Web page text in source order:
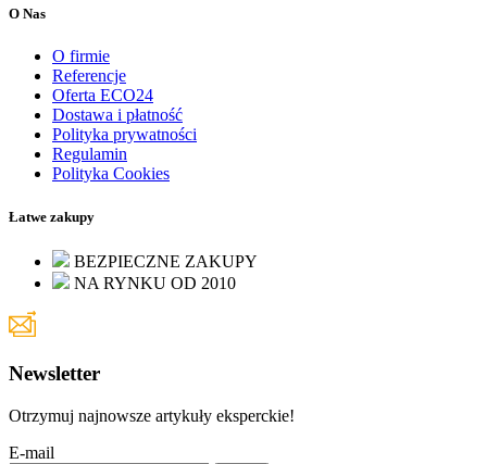
O Nas
O firmie
Referencje
Oferta ECO24
Dostawa i płatność
Polityka prywatności
Regulamin
Polityka Cookies
Łatwe zakupy
BEZPIECZNE ZAKUPY
NA RYNKU OD 2010
Newsletter
Otrzymuj najnowsze artykuły eksperckie!
E-mail